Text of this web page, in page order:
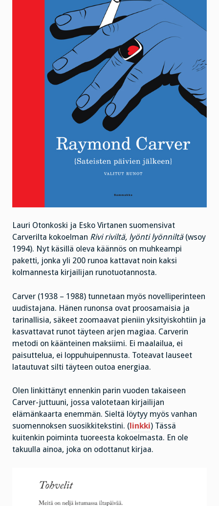
Lauri Otonkoski ja Esko Virtanen suomensivat
Carverilta kokoelman Rivi riviltä, lyönti lyönniltä(wsoy
1994). Nyt käsillä oleva käännös on muhkeampi
paketti, jonka yli 200 runoa kattavat noin kaksi
kolmannesta kirjailijan runotuotannosta.
Carver (1938 – 1988) tunnetaan myös novelliperinteen
uudistajana. Hänen runonsa ovat proosamaisia ja
tarinallisia, säkeet zoomaavat pieniin yksityiskohtiin ja
kasvattavat runot täyteen arjen magiaa. Carverin
metodi on käänteinen maksiimi. Ei maalailua, ei
paisuttelua, ei loppuhuipennusta. Toteavat lauseet
latautuvat silti täyteen outoa energiaa.
Olen linkittänyt ennenkin parin vuoden takaiseen
Carver-juttuuni, jossa valotetaan kirjailijan
elämänkaarta enemmän. Sieltä löytyy myös vanhan
suomennoksen suosikkitekstini. ( linkki) Tässä
kuitenkin poiminta tuoreesta kokoelmasta. En ole
takuulla ainoa, joka on odottanut kirjaa.